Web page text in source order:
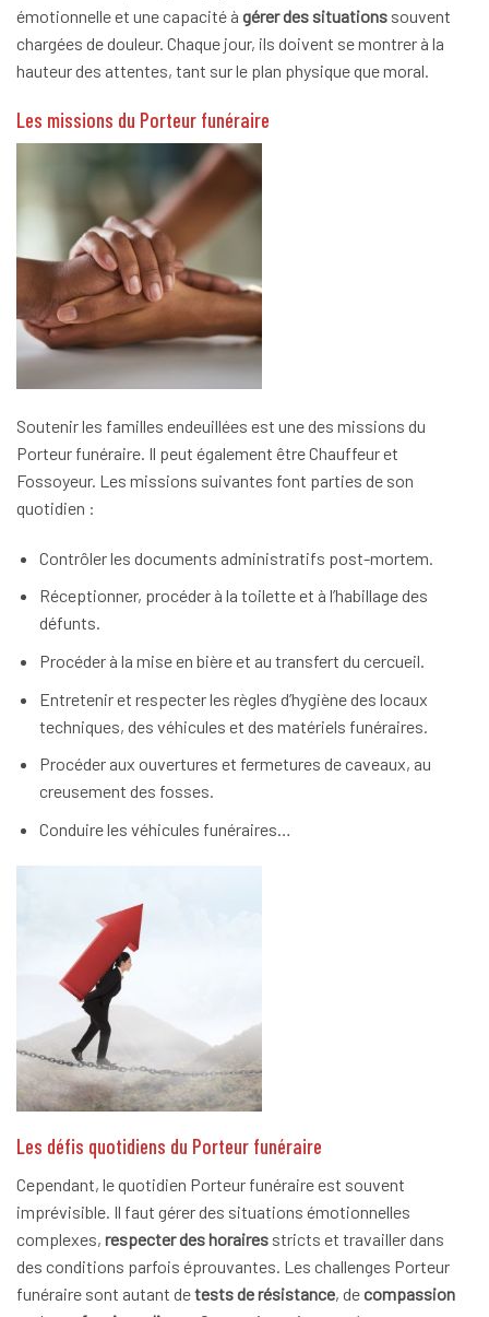
émotionnelle et une capacité à gérer des situations souvent
chargées de douleur. Chaque jour, ils doivent se montrer à la
hauteur des attentes, tant sur le plan physique que moral.
Les missions du Porteur funéraire
Soutenir les familles endeuillées est une des missions du
Porteur funéraire. Il peut également être Chauffeur et
Fossoyeur. Les missions suivantes font parties de son
quotidien :
Contrôler les documents administratifs post-mortem.
Réceptionner, procéder à la toilette et à l’habillage des
défunts.
Procéder à la mise en bière et au transfert du cercueil.
Entretenir et respecter les règles d’hygiène des locaux
techniques, des véhicules et des matériels funéraires.
Procéder aux ouvertures et fermetures de caveaux, au
creusement des fosses.
Conduire les véhicules funéraires…
Les défis quotidiens du Porteur funéraire
Cependant, le quotidien Porteur funéraire est souvent
imprévisible. Il faut gérer des situations émotionnelles
complexes, respecter des horaires stricts et travailler dans
des conditions parfois éprouvantes. Les challenges Porteur
funéraire sont autant detests de résistance, decompassion